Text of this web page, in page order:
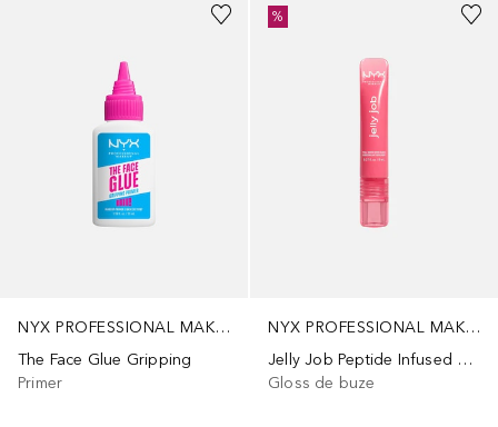
NYX PROFESSIONAL MAKEUP
The Face Glue Gripping
Primer
NYX PROFESSIONAL MAKEUP
Jelly Job Peptide Infused Jelly Gloss
Gloss de buze
%